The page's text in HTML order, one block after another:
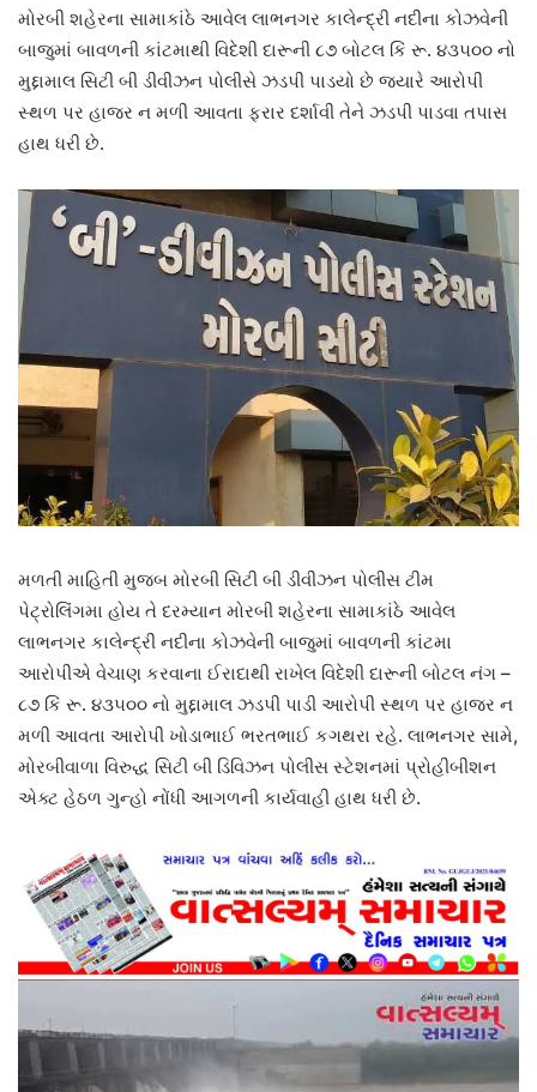
મોરબી શહેરના સામાકાંઠે આવેલ લાભનગર કાલેન્દ્રી નદીના કોઝવેની
બાજુમાં બાવળની કાંટમાથી વિદેશી દારૂની ૮૭ બોટલ કિં રૂ. ૪૩૫૦૦ નો
મુદ્દામાલ સિટી બી ડીવીઝન પોલીસે ઝડપી પાડયો છે જ્યારે આરોપી
સ્થળ પર હાજર ન મળી આવતા ફરાર દર્શાવી તેને ઝડપી પાડવા તપાસ
હાથ ધરી છે.
મળતી માહિતી મુજબ મોરબી સિટી બી ડીવીઝન પોલીસ ટીમ
પેટ્રોલિંગમા હોય તે દરમ્યાન મોરબી શહેરના સામાકાંઠે આવેલ
લાભનગર કાલેન્દ્રી નદીના કોઝવેની બાજુમાં બાવળની કાંટમા
આરોપીએ વેચાણ કરવાના ઈરાદાથી રાખેલ વિદેશી દારૂની બોટલ નંગ –
૮૭ કિં રૂ. ૪૩૫૦૦ નો મુદ્દામાલ ઝડપી પાડી આરોપી સ્થળ પર હાજર ન
મળી આવતા આરોપી ખોડાભાઈ ભરતભાઈ કગથરા રહે. લાભનગર સામે,
મોરબીવાળા વિરુદ્ધ સિટી બી ડિવિઝન પોલીસ સ્ટેશનમાં પ્રોહીબીશન
એક્ટ હેઠળ ગુન્હો નોંધી આગળની કાર્યવાહી હાથ ધરી છે.